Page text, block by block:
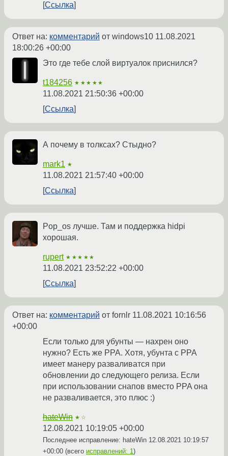
Ссылка
Ответ на: комментарий от windows10 11.08.2021
18:00:26 +00:00
Это где тебе слой виртуалок приснился?
t184256 ★★★★★
11.08.2021 21:50:36 +00:00
Ссылка
А почему в толксах? Стыдно?
mark1 ★
11.08.2021 21:57:40 +00:00
Ссылка
Pop_os лучше. Там и поддержка hidpi
хорошая.
rupert ★★★★★
11.08.2021 23:52:22 +00:00
Ссылка
Ответ на: комментарий от fornlr 11.08.2021 10:16:56
+00:00
Если только для убунты — нахрен оно
нужно? Есть же PPA. Хотя, убунта с PPA
имеет манеру разваливатся при
обновлении до следующего релиза. Если
при использовании снапов вместо PPA она
не разваливается, это плюс :)
hateWin ★☆
12.08.2021 10:19:05 +00:00
Последнее исправление: hateWin 12.08.2021 10:19:57
+00:00 (всего исправлений: 1)